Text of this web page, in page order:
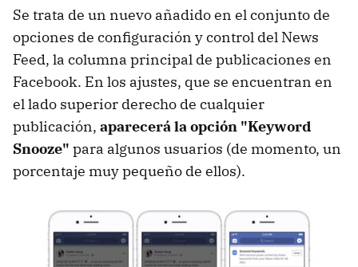
Se trata de un nuevo añadido en el conjunto de
opciones de configuración y control del News
Feed, la columna principal de publicaciones en
Facebook. En los ajustes, que se encuentran en
el lado superior derecho de cualquier
publicación, aparecerá la opción "Keyword
Snooze" para algunos usuarios (de momento, un
porcentaje muy pequeño de ellos).